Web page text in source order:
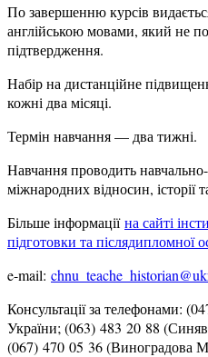
По завершенню курсів
англійською мовами, який не
підтвердження.
Набір на дистанційне
кожні два місяці.
Термін навчання — два тижні.
Навчання проводить
міжнародних відносин, історії
Більше інформаціїна сайті
підготовки та післядипломної
e-mail:
Консультації за телефонами:
України; (063) 483 20 88
(067) 470 05 36 (Виноградова